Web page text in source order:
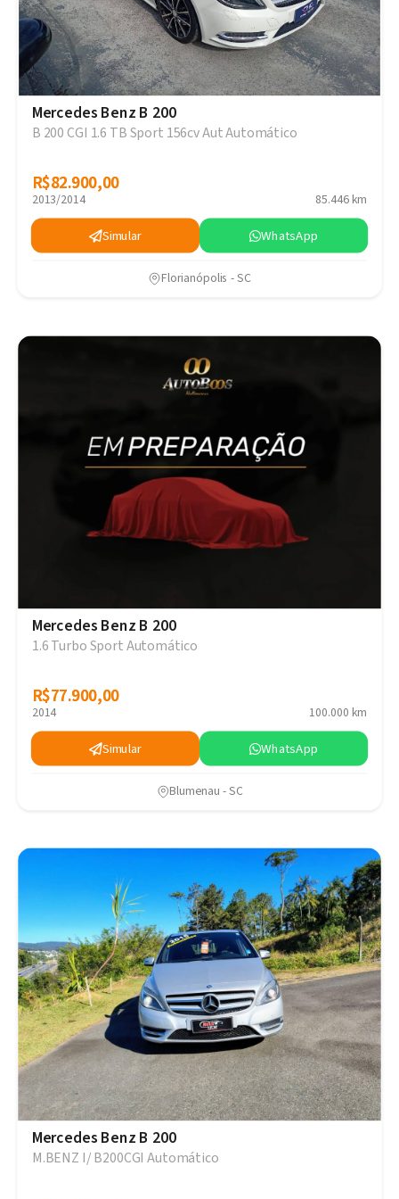
Mercedes Benz B 200
B 200 CGI 1.6 TB Sport 156cv Aut Automático
R$82.900,00
R$82.900,00
2013/2014 85.446 km
Simular WhatsApp
Florianópolis - SC
Mercedes Benz B 200
1.6 Turbo Sport Automático
R$77.900,00
R$77.900,00
2014 100.000 km
Simular WhatsApp
Blumenau - SC
Mercedes Benz B 200
M.BENZ I/ B200CGI Automático